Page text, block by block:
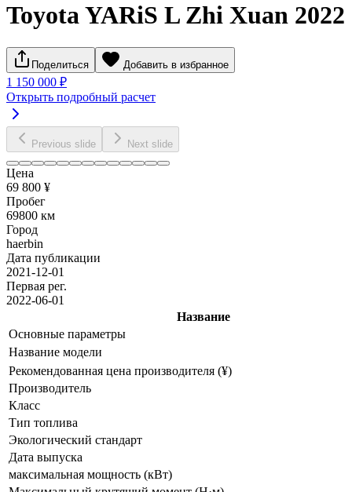
Toyota YARiS L Zhi Xuan
Поделиться Добавить в избранное
1 150 000 ₽
Открыть подробный расчет
Previous slide Next slide
Цена
69 800 ¥
Пробег
69800 км
Город
haerbin
Дата публикации
2021-12-01
Первая рег.
2022-06-01
Название
Основные параметры
Название модели
Рекомендованная цена производителя (¥)
Производитель
Класс
Тип топлива
Экологический стандарт
Дата выпуска
максимальная мощность (кВт)